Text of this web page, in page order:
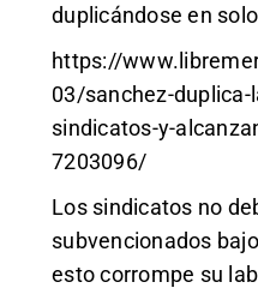
duplicándose en
https://
03/sanchez-duplica-
sindicatos-y-
7203096/
Los sindicatos no
subvencionados
esto corrompe su